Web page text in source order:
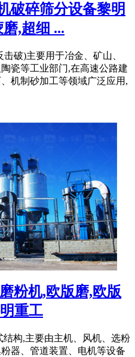
破碎筛分设备黎明
,超细 ...
破)主要用于冶金、矿山、
瓷等工业部门,在高速公路建
机制砂加工等领域广泛应用,
粉机,欧版磨,欧版
重工
构,主要由主机、风机、选粉
器、管道装置、电机等设备